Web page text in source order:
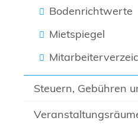
Bodenrichtwerte
Mietspiegel
Steuern, Gebühren